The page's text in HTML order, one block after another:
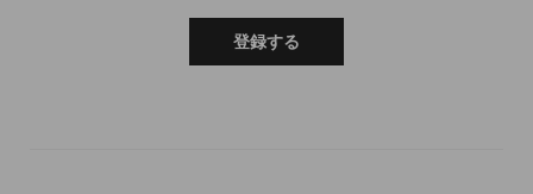
登録する